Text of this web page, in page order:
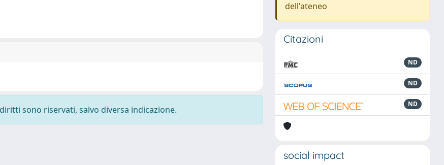
sono riservati, salvo diversa indicazione.
dell'ateneo
Citazioni
ND
ND
ND
social impact